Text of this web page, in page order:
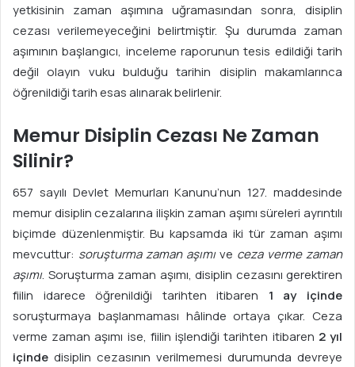
yetkisinin zaman aşımına uğramasından sonra, disiplin
cezası verilemeyeceğini belirtmiştir. Şu durumda zaman
aşımının başlangıcı, inceleme raporunun tesis edildiği tarih
değil olayın vuku bulduğu tarihin disiplin makamlarınca
öğrenildiği tarih esas alınarak belirlenir.
Memur Disiplin Cezası Ne Zaman
Silinir?
657 sayılı Devlet Memurları Kanunu’nun 127. maddesinde
memur disiplin cezalarına ilişkin zaman aşımı süreleri ayrıntılı
biçimde düzenlenmiştir. Bu kapsamda iki tür zaman aşımı
mevcuttur: soruşturma zaman aşımıve ceza verme zaman
aşımı. Soruşturma zaman aşımı, disiplin cezasını gerektiren
fiilin idarece öğrenildiği tarihten itibaren 1 ay içinde
soruşturmaya başlanmaması hâlinde ortaya çıkar. Ceza
verme zaman aşımı ise, fiilin işlendiği tarihten itibaren 2 yıl
içinde disiplin cezasının verilmemesi durumunda devreye